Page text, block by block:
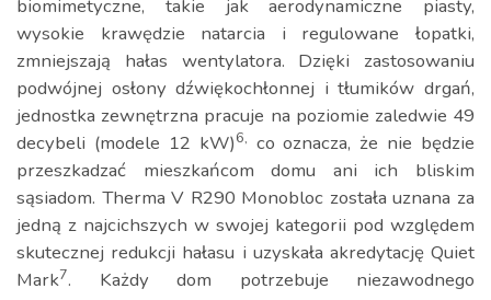
biomimetyczne, takie jak aerodynamiczne piasty,
wysokie krawędzie natarcia i regulowane łopatki,
zmniejszają hałas wentylatora. Dzięki zastosowaniu
podwójnej osłony dźwiękochłonnej i tłumików drgań,
jednostka zewnętrzna pracuje na poziomie zaledwie 49
decybeli (modele 12 kW)6, co oznacza, że nie będzie
przeszkadzać mieszkańcom domu ani ich bliskim
sąsiadom. Therma V R290 Monobloc została uznana za
jedną z najcichszych w swojej kategorii pod względem
skutecznej redukcji hałasu i uzyskała akredytację Quiet
Mark7. Każdy dom potrzebuje niezawodnego